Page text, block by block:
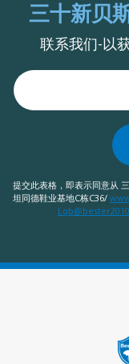
三十新贝
联系我们-以
提交此表格，即表示同意从
坦同德鞋业基地C栋C36/